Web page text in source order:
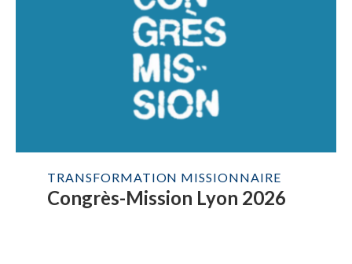
TRANSFORMATION MISSIONNAIRE
Congrès-Mission Lyon 2026